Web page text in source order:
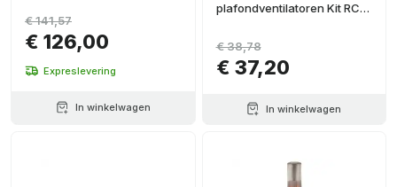
€ 126,00
€ 141,57
Expreslevering
In winkelwagen
plafondventilatoren Kit RC
€ 37,20
€ 38,78
In winkelwagen